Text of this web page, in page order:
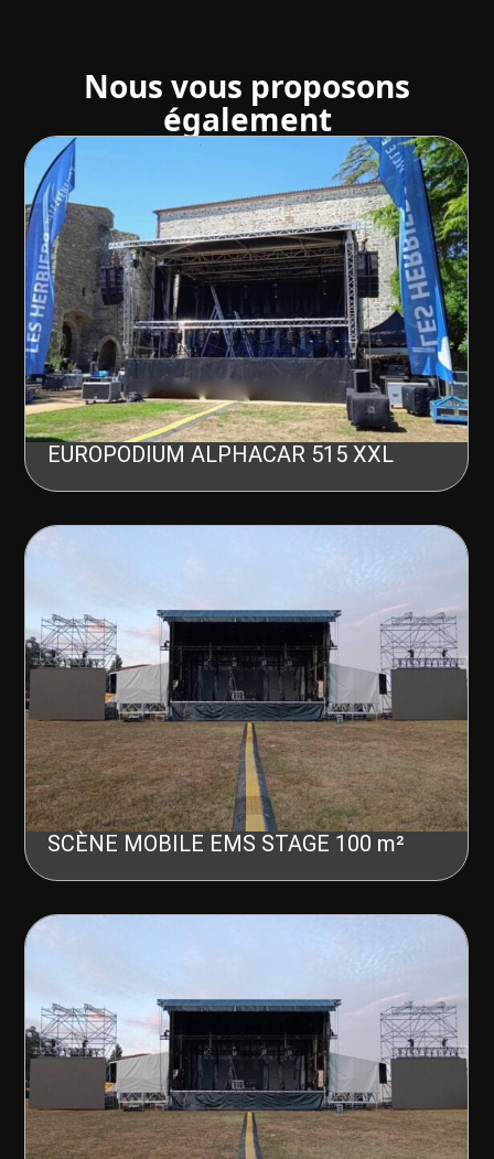
Nous vous proposons
également
EUROPODIUM ALPHACAR 515 XXL
SCÈNE MOBILE EMS STAGE 100 m²